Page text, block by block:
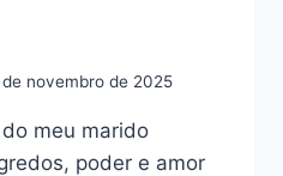
de novembro de 2025
meu marido
poder e amor